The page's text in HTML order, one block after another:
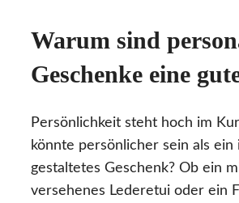
Warum sind
Geschenke eine
Persönlichkeit steht hoch im
könnte persönlicher sein als ein
gestaltetes Geschenk? Ob ein
versehenes Lederetui oder ein